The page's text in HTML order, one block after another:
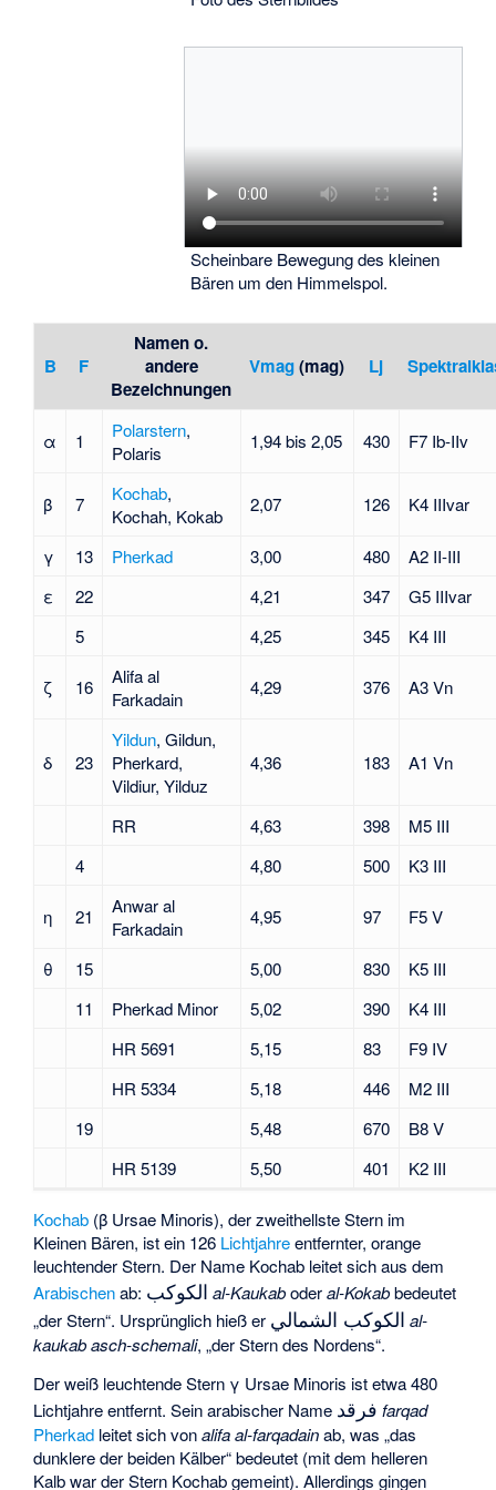
Scheinbare Bewegung des kleinen
Bären um den Himmelspol.
B F
Namen o.
andere
Bezeichnungen
Vmag(mag) Lj
α 1 Polarstern,
Polaris
1,94 bis 2,05 430 F7 Ib-IIv
β 7 Kochab,
Kochah, Kokab
2,07 126 K4 IIIvar
γ 13 Pherkad 3,00 480
A2 II-III
ε
22 4,21 347
G5 IIIvar
5
4,25 345 K4 III
ζ 16
Alifa al
Farkadain
4,29 376 A3 Vn
δ 23
Yildun, Gildun,
Pherkard,
Vildiur, Yilduz
4,36 183 A1 Vn
RR 4,63 398
M5 III
4
4,80 500 K3 III
η 21
Anwar al
Farkadain
4,95 97 F5 V
θ 15 5,00 830
K5 III
11
Pherkad Minor 5,02 390
K4 III
HR 5691
5,15 83
F9 IV
HR 5334
5,18 446
M2 III
19
5,48 670
B8 V
HR 5139
5,50 401 K2 III
Kochab (β Ursae Minoris), der zweithellste Stern im
Kleinen Bären, ist ein 126 Lichtjahreentfernter, orange
leuchtender Stern. Der Name Kochab leitet sich aus dem
Arabischenab: الكوكب al-Kaukaboderal-Kokabbedeutet
„der Stern“. Ursprünglich hieß er الكوكب الشمالي al-
kaukab asch-schemali, „der Stern des Nordens“.
Der weiß leuchtende Stern γ Ursae Minoris ist etwa 480
Lichtjahre entfernt. Sein arabischer Name فرقد farqad
Pherkad leitet sich vonalifa al-farqadainab, was „das
dunklere der beiden Kälber“ bedeutet (mit dem helleren
Kalb war der Stern Kochab gemeint). Allerdings gingen